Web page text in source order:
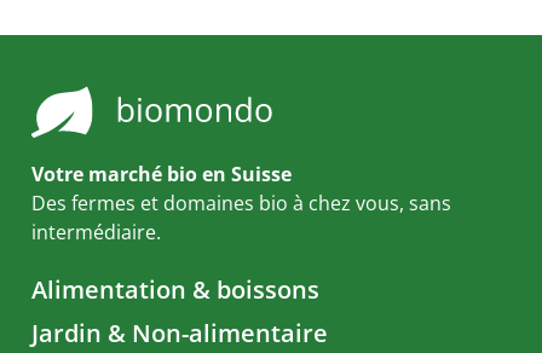
Votre marché bio en Suisse
Des fermes et domaines bio à chez vous, sans
intermédiaire.
Alimentation & boissons
Jardin & Non-alimentaire